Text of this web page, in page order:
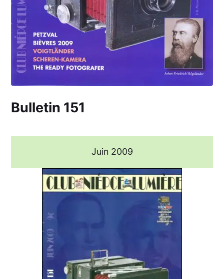
Bulletin 151
Juin 2009